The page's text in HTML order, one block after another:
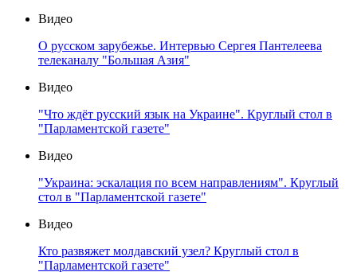
Видео
О русском зарубежье. Интервью Сергея Пантелеева
телеканалу "Большая Азия"
Видео
"Что ждёт русский язык на Украине". Круглый стол в
"Парламентской газете"
Видео
"Украина: эскалация по всем направлениям". Круглый
стол в "Парламентской газете"
Видео
Кто развяжет молдавский узел? Круглый стол в
"Парламентской газете"